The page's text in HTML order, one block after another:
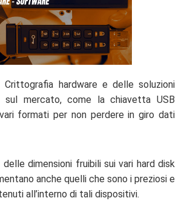
Crittografia hardware e delle soluzioni
sul mercato, come la chiavetta USB
formati per non perdere in giro dati
delle dimensioni fruibili sui vari hard disk
anche quelli che sono i preziosi e
all’interno di tali dispositivi.